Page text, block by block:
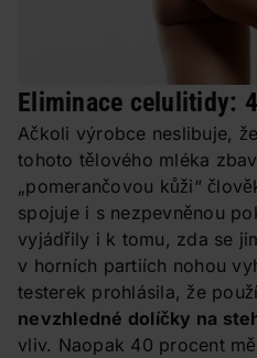
Eliminace celulitidy:
Ačkoli výrobce neslibuje,
tohoto tělového mléka
„pomerančovou kůži“
spojuje i s nezpevněnou
vyjádřily i k tomu, zda se
v horních partiích nohou
testerek prohlásila, že
nevzhledné dolíčky na
vliv. Naopak 40 procent